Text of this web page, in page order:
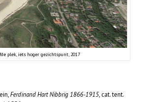
plek, iets hoger gezichtspunt, 2017
Ferdinand Hart Nibbrig 1866-1915, cat. tent.